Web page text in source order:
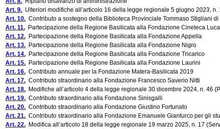
Art. 9. Ulteriori modifiche all’articolo 16 della legge regionale 5 giugno 2023,
Art. 10. Contributo a sostegno della Biblioteca Provinciale Tommaso Stigliani di
Art. 11. Partecipazione della Regione Basilicata alla Fondazione Cineteca
Art. 12. Partecipazione della Regione Basilicata alla Fondazione Appella
Art. 13. Partecipazione della Regione Basilicata alla Fondazione Nigro
Art. 14. Partecipazione della Regione Basilicata alla Fondazione Tricarico
Art. 15. Partecipazione della Regione Basilicata alla Fondazione Laurini
Art. 16. Contributo annuale per la Fondazione Matera-Basilicata 2019
Art. 17. Contributo straordinario alla Fondazione Francesco Saverio Nitti
Art. 18. Modifiche all’articolo 4 della legge regionale 30 dicembre 2024, n. 46
Art. 19. Contributo straordinario alla Fondazione Sinisgalli
Art. 20. Contributo straordinario alla Fondazione Giustino Fortunato
Art. 21. Contributo straordinario alla Fondazione Emanuele Gianturco per gli
Art. 22. Modifica all’articolo 18 della legge regionale 19 marzo 2025, n. 17